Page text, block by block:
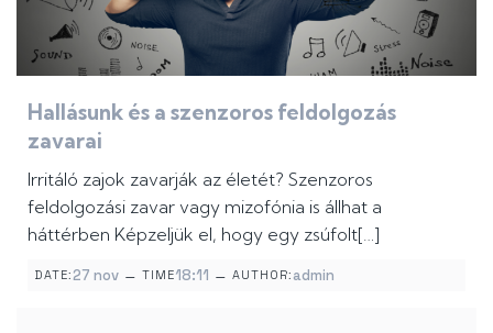
Hallásunk és a szenzoros feldolgozás
zavarai
Irritáló zajok zavarják az életét? Szenzoros
feldolgozási zavar vagy mizofónia is állhat a
háttérben Képzeljük el, hogy egy zsúfolt[…]
DATE:27 nov – TIME18:11 – AUTHOR: admin